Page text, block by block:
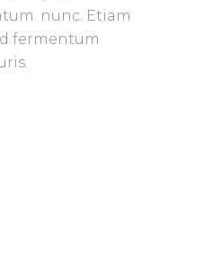
nunc. Etiam
fermentum